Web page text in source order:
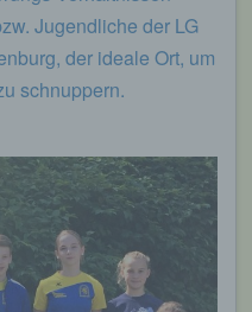
Jugendliche der LG
der ideale Ort, um
schnuppern.